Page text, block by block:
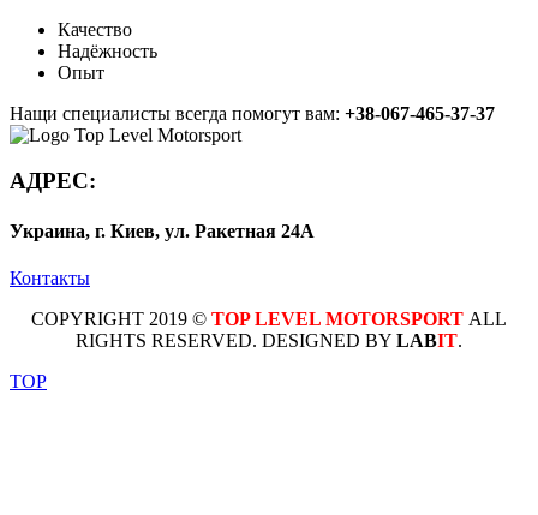
Качество
Надёжность
Опыт
Нащи специалисты всегда помогут вам: +38-067-465-37-37
АДРЕС:
Украина, г. Киев, ул. Ракетная 24А
Контакты
COPYRIGHT 2019 © TOP LEVEL MOTORSPORT ALL
RIGHTS RESERVED. DESIGNED BY LABIT.
TOP